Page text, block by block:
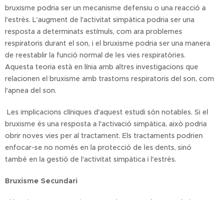
bruxisme podria ser un mecanisme defensiu o una reacció a
l'estrès. L'augment de l'activitat simpàtica podria ser una
resposta a determinats estímuls, com ara problemes
respiratoris durant el son, i el bruxisme podria ser una manera
de reestablir la funció normal de les vies respiratòries.
Aquesta teoria està en línia amb altres investigacions que
relacionen el bruxisme amb trastorns respiratoris del son, com
l'apnea del son.
Les implicacions clíniques d'aquest estudi són notables. Si el
bruxisme és una resposta a l'activació simpàtica, això podria
obrir noves vies per al tractament. Els tractaments podrien
enfocar-se no només en la protecció de les dents, sinó
també en la gestió de l'activitat simpàtica i l'estrès.
Bruxisme Secundari